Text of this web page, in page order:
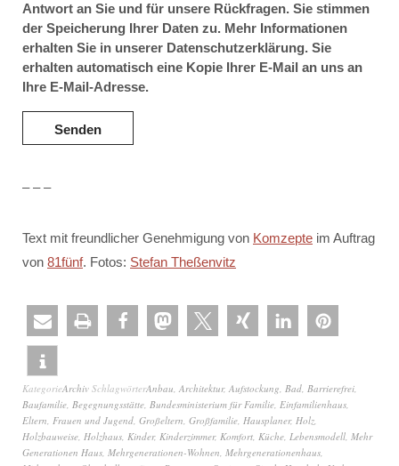
Antwort an Sie und für unsere Rückfragen. Sie stimmen
der Speicherung Ihrer Daten zu. Mehr Informationen
erhalten Sie in unserer Datenschutzerklärung. Sie
erhalten automatisch eine Kopie Ihrer E-Mail an uns an
Ihre E-Mail-Adresse.
– – –
Text mit freundlicher Genehmigung von Komzepte im Auftrag
von 81fünf. Fotos: Stefan Theßenvitz
KategorieArchiv SchlagwörterAnbau, Architektur, Aufstockung, Bad, Barrierefrei,
Baufamilie, Begegnungsstätte, Bundesministerium für Familie, Einfamilienhaus,
Eltern, Frauen und Jugend, Großeltern, Großfamilie, Hausplaner, Holz,
Holzbauweise, Holzhaus, Kinder, Kinderzimmer, Komfort, Küche, Lebensmodell, Mehr
Generationen Haus, Mehrgenerationen-Wohnen, Mehrgenerationenhaus,